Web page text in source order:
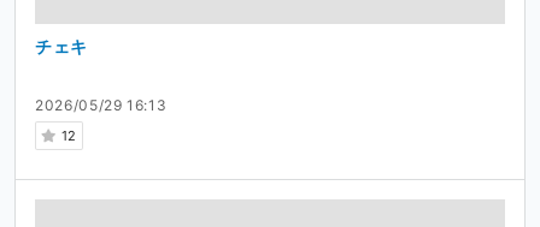
2026/05/29 16:13
12
チェキ